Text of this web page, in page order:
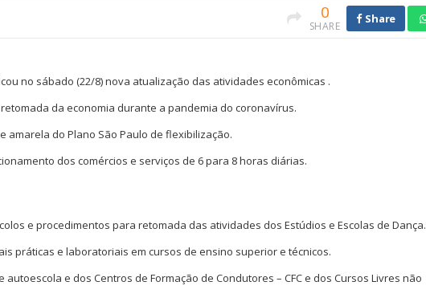
0
SHARE
Share
no sábado (22/8) nova atualização das atividades econômicas .
da economia durante a pandemia do coronavírus.
amarela do Plano São Paulo de flexibilização.
dos comércios e serviços de 6 para 8 horas diárias.
e procedimentos para retomada das atividades dos Estúdios e Escolas de Dança.
práticas e laboratoriais em cursos de ensino superior e técnicos.
e dos Centros de Formação de Condutores – CFC e dos Cursos Livres não